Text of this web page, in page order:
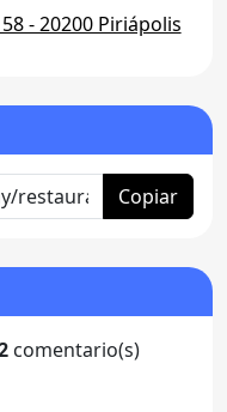
- 20200 Piriápolis
Copiar
comentario(s)